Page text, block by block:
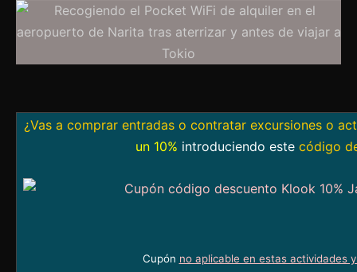
¿Vas a comprar entradas o contratar excursiones o
un 10% introduciendo este código
Cupón no aplicable en estas actividades